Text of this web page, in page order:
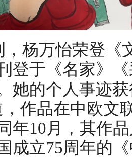
，杨万怡荣登《
登于《名家》
她的个人事迹
作品在中欧文
年10月，其作
成立75周年的